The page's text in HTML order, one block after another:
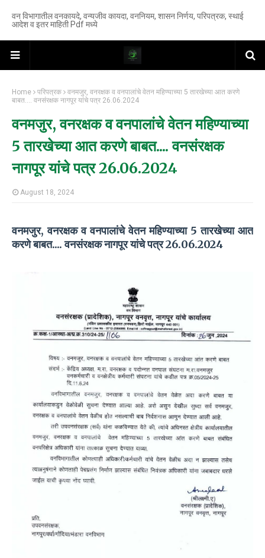
वन विभागातील वनकायदे, वन्यजीव कायदा, वननियम, शासन निर्णय, परिपत्रक, स्थाई
आदेश व इतर माहिती Pdf मध्ये
Home परिपत्रक
वनमजुर, वनरक्षक व वनपालांचे वेतन महिण्याच्या 5 तारखेच्या आत करणे
बाबत.... वनसंरक्षक नागपूर यांचे पत्र 26.06.2024
वनमजुर, वनरक्षक व वनपालांचे वेतन महिण्याच्या
5 तारखेच्या आत करणे बाबत.... वनसंरक्षक
नागपूर यांचे पत्र 26.06.2024
August 18, 2024
वनमजुर, वनरक्षक व वनपालांचे वेतन महिण्याच्या 5 तारखेच्या आत
करणे बाबत.... वनसंरक्षक नागपूर यांचे पत्र 26.06.2024